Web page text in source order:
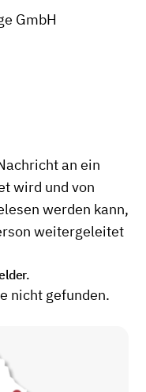
GmbH
an ein
wird und von
werden kann,
weitergeleitet
nicht gefunden.